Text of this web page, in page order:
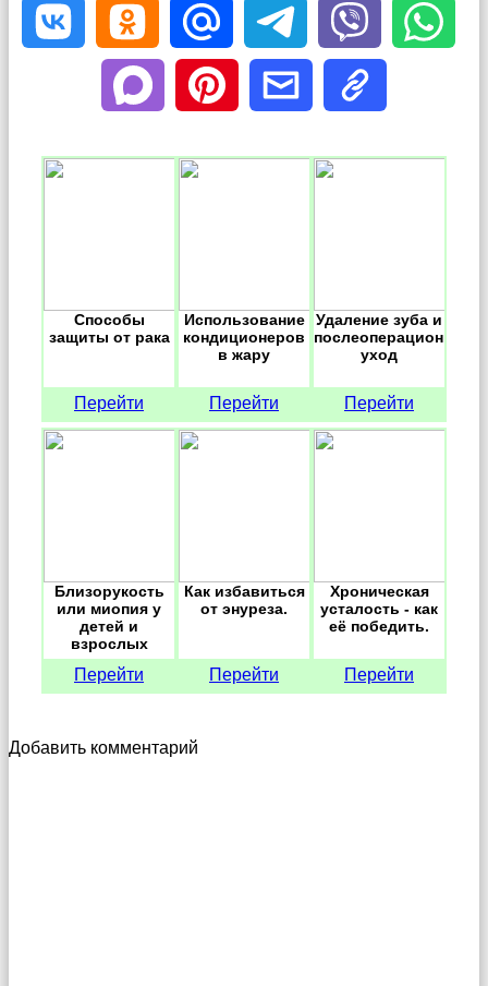
Способы
защиты от рака
Перейти
Использование
кондиционеров
в жару
Перейти
Удаление зуба и
послеоперационный
уход
Перейти
Близорукость
или миопия у
детей и
взрослых
Перейти
Как избавиться
от энуреза.
Перейти
Хроническая
усталость - как
её победить.
Перейти
Добавить комментарий